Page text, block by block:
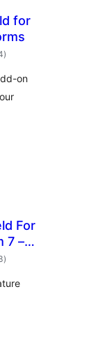
for
مجموعی
درجہ
)
on
For
7 –
مجموعی
درجہ
)